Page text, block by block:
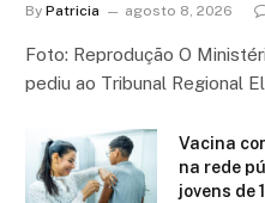
By Patricia agosto 8, 2026
Foto: Reprodução O
pediu ao Tribunal Regional
Vacina
na rede
jovens de